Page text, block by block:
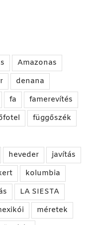
Amazonas
denana
fa
famerevítés
függőszék
heveder
javítás
kolumbia
LA SIESTA
méretek